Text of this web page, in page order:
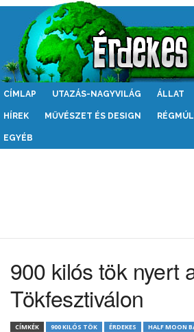
Érdekes
CÍMLAP UTAZÁS-NAGYVILÁG ÁLLAT
HÍREK MŰVÉSZET ÉS DESIGN
EGYÉB
900 kilós tök nyert
Tökfesztiválon
CÍMKÉK 900 KILÓS TÖK ÉRDEKES HALF MOON